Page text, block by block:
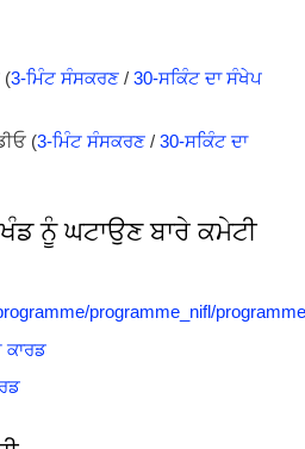
(3-ਮਿੰਟ ਸੰਸਕਰਣ / 30-ਸਕਿੰਟ ਦਾ ਸੰਖੇਪ
(3-ਮਿੰਟ ਸੰਸਕਰਣ / 30-ਸਕਿੰਟ ਦਾ
ਨੂੰ ਘਟਾਉਣ ਬਾਰੇ ਕਮੇਟੀ
programme_nifl/
ਕਾਰਡ